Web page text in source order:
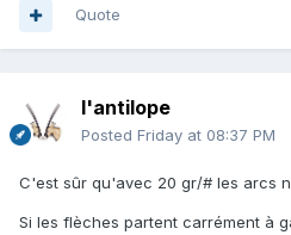
Quote
l'antilope
Posted Friday at 08:37 PM
C'est sûr qu'avec 20 gr/# les arcs
Si les flèches partent carrément à